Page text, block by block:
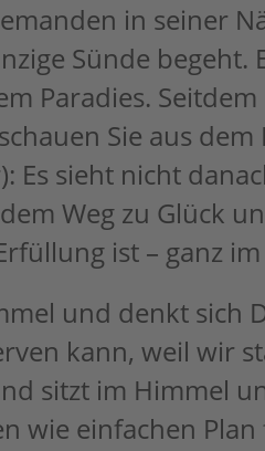
in seiner
Sünde begeht.
Paradies.
Sie aus
Es sieht nicht
Weg zu Glück
ist – ganz
und denkt sich
kann, weil wir
sitzt im Himmel
wie einfachen